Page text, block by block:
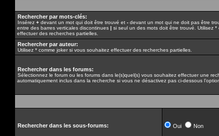
Rechercher par mots-clés:
Insérez + devant un mot qui doit être trouvé et - devant un mot qui ne doit pas être
entre des barres verticales discontinues | si seul un des mots doit être trouvé. Utilisez
effectuer des recherches partielles.
Rechercher par auteur:
Utilisez * comme joker si vous souhaitez effectuer des recherches partielles.
Rechercher dans les forums:
Sélectionnez le forum ou les forums dans le(s)quel(s) vous souhaitez effectuer une
automatiquement inclus dans la recherche si vous ne désactivez pas ci-dessous
Rechercher dans les sous-forums: Oui Non